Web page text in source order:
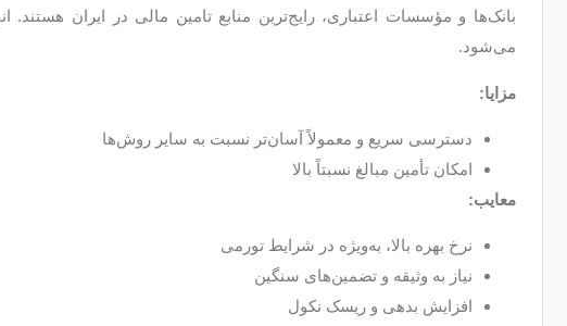
بانک‌ها و مؤسسات اعتباری، رایج‌ترین منابع تامین مالی در ایران
می‌شود.
مزایا:
دسترسی سریع و معمولاً آسان‌تر نسبت به سایر روش‌ها
امکان تأمین مبالغ نسبتاً بالا
معایب:
نرخ بهره بالا، به‌ویژه در شرایط تورمی
نیاز به وثیقه و تضمین‌های سنگین
افزایش بدهی و ریسک نکول